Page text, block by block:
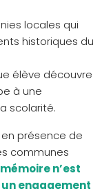
locales qui
historiques du
élève découvre
à une
scolarité.
présence de
communes
n’est
engagement